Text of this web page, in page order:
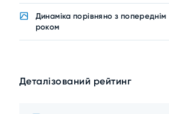
Динаміка порівняно з попереднім
роком
Деталізований рейтинг